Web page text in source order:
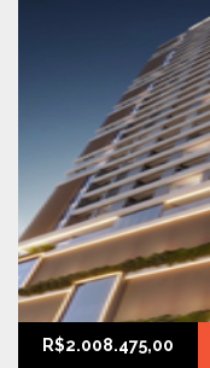
R$2.008.475,00